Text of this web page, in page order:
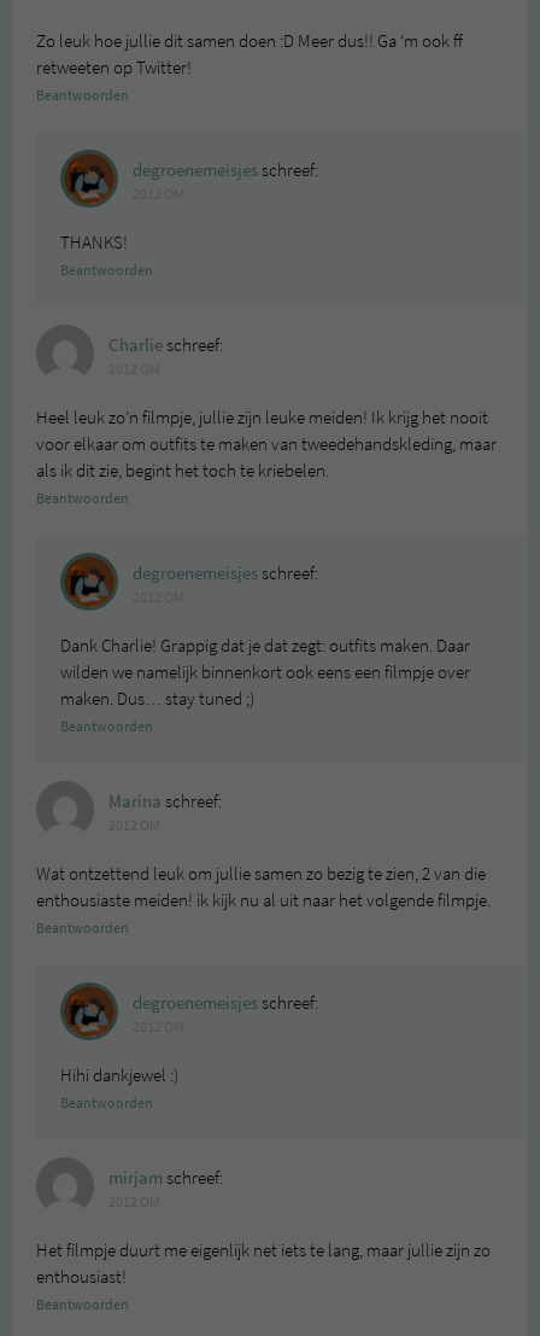
Zo leuk hoe jullie dit samen doen :D Meer dus!! Ga ‘m ook ff
retweeten op Twitter!
Beantwoorden
degroenemeisjesschreef:
THANKS!
Beantwoorden
Charlieschreef:
Heel leuk zo’n filmpje, jullie zijn leuke meiden! Ik krijg het nooit
voor elkaar om outfits te maken van tweedehandskleding, maar
als ik dit zie, begint het toch te kriebelen.
Beantwoorden
degroenemeisjesschreef:
Dank Charlie! Grappig dat je dat zegt: outfits maken. Daar
wilden we namelijk binnenkort ook eens een filmpje over
maken. Dus… stay tuned ;)
Beantwoorden
Marina schreef:
Wat ontzettend leuk om jullie samen zo bezig te zien, 2 van die
enthousiaste meiden! ik kijk nu al uit naar het volgende filmpje.
Beantwoorden
degroenemeisjesschreef:
Hihi dankjewel :)
Beantwoorden
mirjam schreef:
Het filmpje duurt me eigenlijk net iets te lang, maar jullie zijn zo
enthousiast!
Beantwoorden